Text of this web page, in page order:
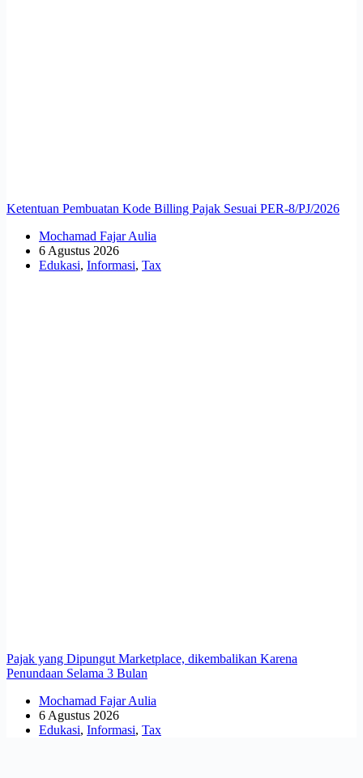
Ketentuan Pembuatan Kode Billing Pajak Sesuai PER-8/PJ/2026
Mochamad Fajar Aulia
6 Agustus 2026
Edukasi, Informasi, Tax
Pajak yang Dipungut Marketplace, dikembalikan Karena
Penundaan Selama 3 Bulan
Mochamad Fajar Aulia
6 Agustus 2026
Edukasi, Informasi, Tax